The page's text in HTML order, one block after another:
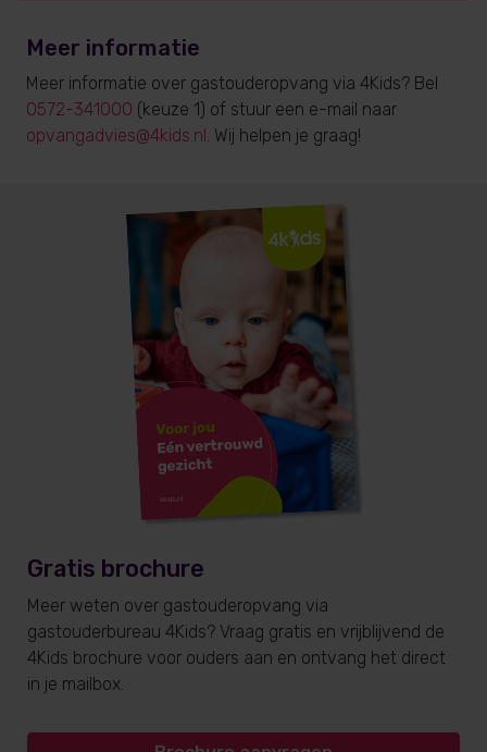
Meer informatie
Meer informatie over gastouderopvang via 4Kids? Bel
0572-341000 (keuze 1) of stuur een e-mail naar
opvangadvies@4kids.nl. Wij helpen je graag!
Gratis brochure
Meer weten over gastouderopvang via
gastouderbureau 4Kids? Vraag gratis en vrijblijvend de
4Kids brochure voor ouders aan en ontvang het direct
in je mailbox.